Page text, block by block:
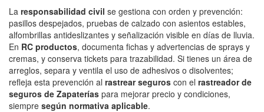
La responsabilidad civil se gestiona con orden y prevención:
pasillos despejados, pruebas de calzado con asientos estables,
alfombrillas antideslizantes y señalización visible en días de lluvia.
En RC productos, documenta fichas y advertencias de sprays y
cremas, y conserva tickets para trazabilidad. Si tienes un área de
arreglos, separa y ventila el uso de adhesivos o disolventes;
refleja esta prevención al rastrear seguros con el rastreador de
seguros de Zapaterías para mejorar precio y condiciones,
siempre según normativa aplicable.